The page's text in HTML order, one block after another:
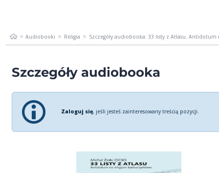
Audiobooki Religia Szczegóły audiobooka: 33 listy z Atlasu. Antidotum
Szczegóły audiobooka
Zaloguj się, jeśli jesteś zainteresowany treścią pozycji.